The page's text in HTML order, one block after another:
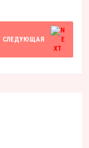
СЛЕДУЮЩАЯ